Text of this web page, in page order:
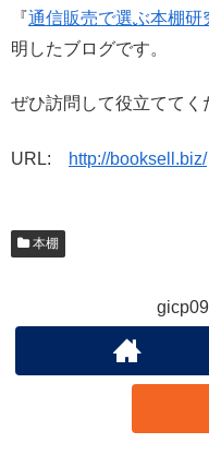
『通信販売で選ぶ本棚研
明したブログです。
ぜひ訪問して役立ててく
URL: http://booksell.biz/
本棚